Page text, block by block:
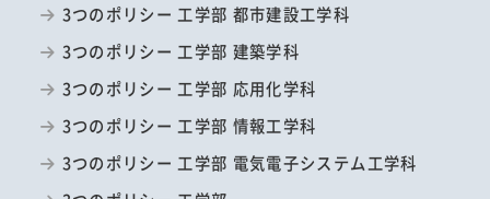
3つのポリシー 工学部 都市建設工学科
3つのポリシー 工学部 建築学科
3つのポリシー 工学部 応用化学科
3つのポリシー 工学部 情報工学科
3つのポリシー 工学部 電気電子システム工学科